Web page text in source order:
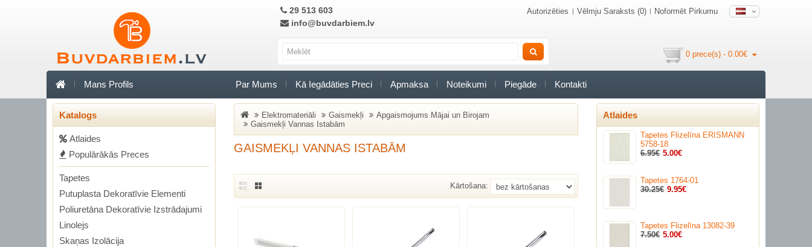
29 513 603
info@buvdarbiem.lv
Autorizēties Vēlmju Saraksts (0) Noformēt Pirkumu
0 prece(s) - 0.00€
Mans Profils Par Mums Kā Iegādāties Preci Apmaksa Noteikumi Piegāde Kontakti
Katalogs
Аtlaides
Populārākās Preces
Tapetes
Putuplasta Dekoratīvie Elementi
Poliuretāna Dekoratīvie Izstrādajumi
Linolejs
Skaņas Izolācija
Elektromateriāli Gaismekļi
Apgaismojums Mājai un Birojam
Gaismekļi Vannas Istabām
GAISMEKĻI VANNAS ISTABĀM
Kārtošana:
Atlaides
Tapetes Flizelīna ERISMANN
5758-18
6.95€ 5.00€
Tapetes 1764-01
30.25€ 9.95€
Tapetes Flizelīna 13082-39
7.50€ 5.00€